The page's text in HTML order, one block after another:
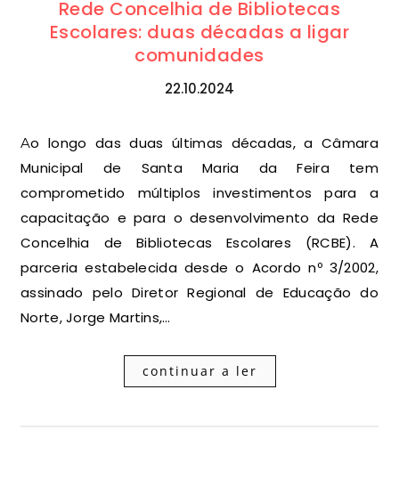
Rede Concelhia de Bibliotecas
Escolares: duas décadas a ligar
comunidades
22.10.2024
Ao longo das duas últimas décadas, a Câmara
Municipal de Santa Maria da Feira tem
comprometido múltiplos investimentos para a
capacitação e para o desenvolvimento da Rede
Concelhia de Bibliotecas Escolares (RCBE). A
parceria estabelecida desde o Acordo nº 3/2002,
assinado pelo Diretor Regional de Educação do
Norte, Jorge Martins,…
continuar a ler